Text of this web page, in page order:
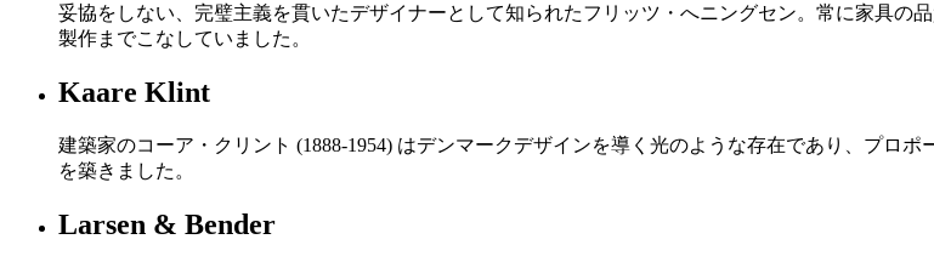
妥協をしない、完璧主義を貫いたデザイナーとして知られたフリッツ・へニングセン。常に家具の
製作までこなしていました。
Kaare Klint
建築家のコーア・クリント (1888-1954) はデンマークデザインを導く光のような存在であり、プロ
を築きました。
Larsen & Bender